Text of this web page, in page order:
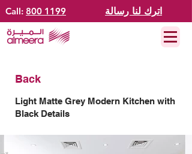
Call: 800 1199 اترك لنا رسالة
Back
Light Matte Grey Modern Kitchen with
Black Details